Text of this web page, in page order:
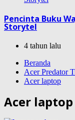
Pencinta Buku
Storytel
4 tahun lalu
Beranda
Acer Predator
Acer laptop
Acer laptop